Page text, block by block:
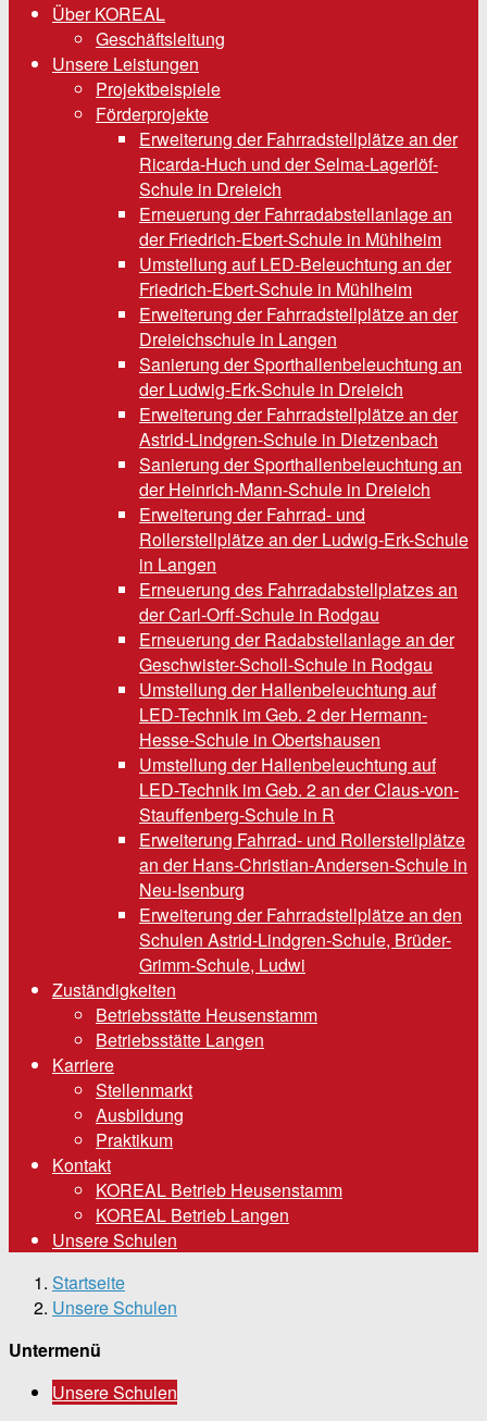
Über KOREAL
Geschäftsleitung
Unsere Leistungen
Projektbeispiele
Förderprojekte
Erweiterung der Fahrradstellplätze an der
Ricarda-Huch und der Selma-Lagerlöf-
Schule in Dreieich
Erneuerung der Fahrradabstellanlage an
der Friedrich-Ebert-Schule in Mühlheim
Umstellung auf LED-Beleuchtung an der
Friedrich-Ebert-Schule in Mühlheim
Erweiterung der Fahrradstellplätze an der
Dreieichschule in Langen
Sanierung der Sporthallenbeleuchtung an
der Ludwig-Erk-Schule in Dreieich
Erweiterung der Fahrradstellplätze an der
Astrid-Lindgren-Schule in Dietzenbach
Sanierung der Sporthallenbeleuchtung an
der Heinrich-Mann-Schule in Dreieich
Erweiterung der Fahrrad- und
Rollerstellplätze an der Ludwig-Erk-Schule
in Langen
Erneuerung des Fahrradabstellplatzes an
der Carl-Orff-Schule in Rodgau
Erneuerung der Radabstellanlage an der
Geschwister-Scholl-Schule in Rodgau
Umstellung der Hallenbeleuchtung auf
LED-Technik im Geb. 2 der Hermann-
Hesse-Schule in Obertshausen
Umstellung der Hallenbeleuchtung auf
LED-Technik im Geb. 2 an der Claus-von-
Stauffenberg-Schule in R
Erweiterung Fahrrad- und Rollerstellplätze
an der Hans-Christian-Andersen-Schule in
Neu-Isenburg
Erweiterung der Fahrradstellplätze an den
Schulen Astrid-Lindgren-Schule, Brüder-
Grimm-Schule, Ludwi
Zuständigkeiten
Betriebsstätte Heusenstamm
Betriebsstätte Langen
Karriere
Stellenmarkt
Ausbildung
Praktikum
Kontakt
KOREAL Betrieb Heusenstamm
KOREAL Betrieb Langen
Unsere Schulen
Startseite
Unsere Schulen
Untermenü
Unsere Schulen